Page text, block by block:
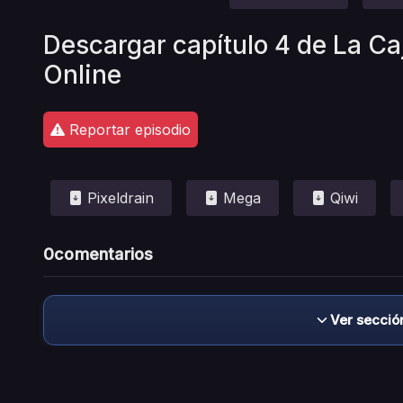
Descargar capítulo 4 de La
Online
Reportar episodio
Pixeldrain Mega Qiwi
0comentarios
Ver